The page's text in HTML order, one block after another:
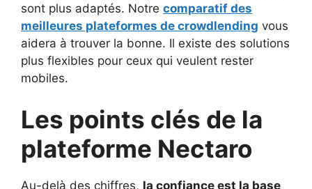
sont plus adaptés. Notre comparatif des
meilleures plateformes de crowdlending vous
aidera à trouver la bonne. Il existe des solutions
plus flexibles pour ceux qui veulent rester
mobiles.
Les points clés de la
plateforme Nectaro
Au-delà des chiffres, la confiance est la base